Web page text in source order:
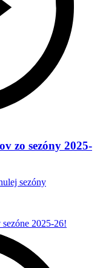
zo sezóny 2025-
sezóny